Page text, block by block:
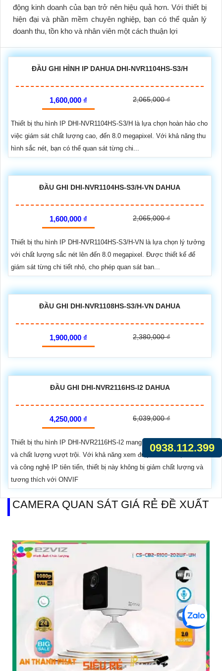
động kinh doanh của bạn trở nên hiệu quả hơn. Với thiết bị
hiện đại và phần mềm chuyên nghiệp, bạn có thể quản lý
doanh thu, tồn kho và nhân viên một cách thuận lợi
ĐẦU GHI HÌNH IP DAHUA DHI-NVR1104HS-S3/H
1,600,000 ₫ 2,065,000 ₫
Thiết bị thu hình IP DHI-NVR1104HS-S3/H là lựa chọn hoàn hảo cho
việc giám sát chất lượng cao, đến 8.0 megapixel. Với khả năng thu
hình sắc nét, bạn có thể quan sát từng chi...
ĐẦU GHI DHI-NVR1104HS-S3/H-VN DAHUA
1,600,000 ₫ 2,065,000 ₫
Thiết bị thu hình IP DHI-NVR1104HS-S3/H-VN là lựa chọn lý tưởng
với chất lượng sắc nét lên đến 8.0 megapixel. Được thiết kế để
giám sát từng chi tiết nhỏ, cho phép quan sát ban...
ĐẦU GHI DHI-NVR1108HS-S3/H-VN DAHUA
1,900,000 ₫ 2,380,000 ₫
ĐẦU GHI DHI-NVR2116HS-I2 DAHUA
4,250,000 ₫ 6,039,000 ₫
Thiết bị thu hình IP DHI-NVR2116HS-I2 mang đến hình ảnh sắc nét
và chất lượng vượt trội. Với khả năng xem được ban đêm, 1 HDD
và công nghệ IP tiên tiến, thiết bị này không bị giảm chất lượng và
tương thích với ONVIF
CAMERA QUAN SÁT GIÁ RẺ ĐỀ XUẤT
0938.112.399